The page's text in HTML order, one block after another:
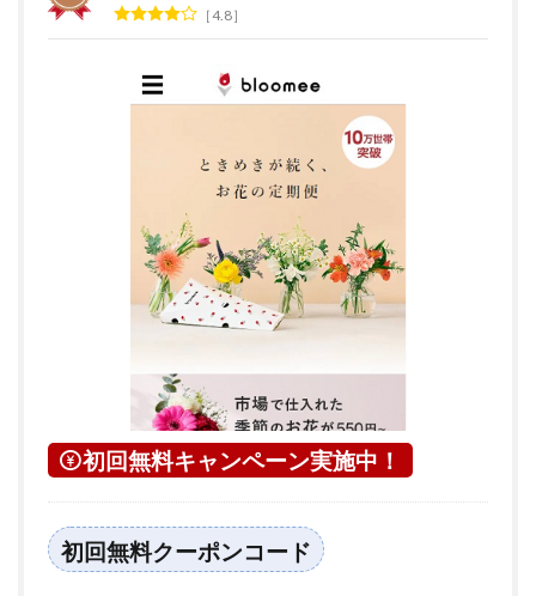
4.8
初回無料キャンペーン実施中！
初回無料クーポンコード